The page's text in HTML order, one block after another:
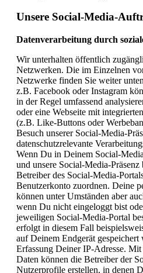
Unsere Social-Media-
Datenverarbeitung durch
Wir unterhalten öffentlich
Netzwerken. Die im Einzelnen
Netzwerke finden Sie weiter
z.B. Facebook oder Instagram
in der Regel umfassend
oder eine Webseite mit
(z.B. Like-Buttons oder
Besuch unserer Social-Media-
datenschutzrelevante
Wenn Du in Deinem Social-
und unsere Social-Media-Präsenz
Betreiber des Social-Media-
Benutzerkonto zuordnen. Deine
können unter Umständen aber
wenn Du nicht eingeloggt bist
jeweiligen Social-Media-Portal
erfolgt in diesem Fall
auf Deinem Endgerät gespeichert
Erfassung Deiner IP-Adresse.
Daten können die Betreiber der
Nutzerprofile erstellen, in denen